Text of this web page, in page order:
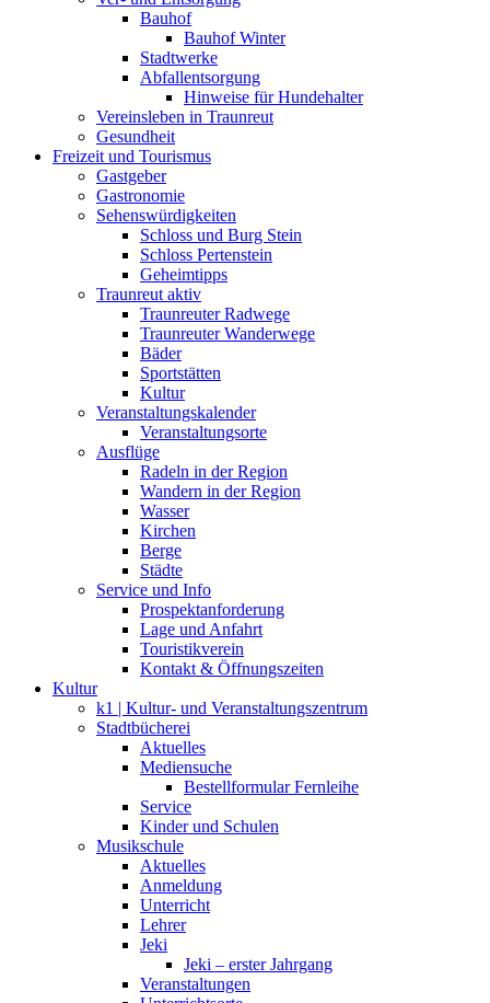
Bauhof
Bauhof Winter
Stadtwerke
Abfallentsorgung
Hinweise für Hundehalter
Vereinsleben in Traunreut
Gesundheit
Freizeit und Tourismus
Gastgeber
Gastronomie
Sehenswürdigkeiten
Schloss und Burg Stein
Schloss Pertenstein
Geheimtipps
Traunreut aktiv
Traunreuter Radwege
Traunreuter Wanderwege
Bäder
Sportstätten
Kultur
Veranstaltungskalender
Veranstaltungsorte
Ausflüge
Radeln in der Region
Wandern in der Region
Wasser
Kirchen
Berge
Städte
Service und Info
Prospektanforderung
Lage und Anfahrt
Touristikverein
Kontakt & Öffnungszeiten
Kultur
k1 | Kultur- und Veranstaltungszentrum
Stadtbücherei
Aktuelles
Mediensuche
Bestellformular Fernleihe
Service
Kinder und Schulen
Musikschule
Aktuelles
Anmeldung
Unterricht
Lehrer
Jeki
Jeki – erster Jahrgang
Veranstaltungen